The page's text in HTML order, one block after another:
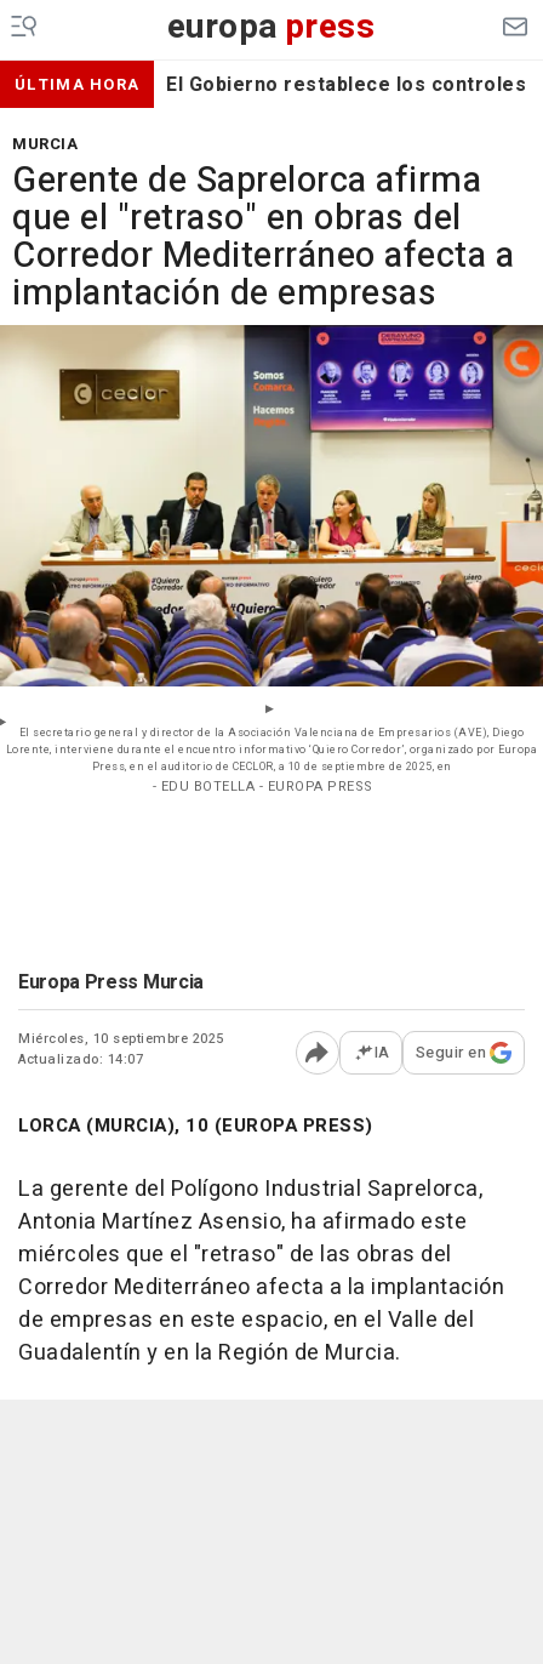
europa press
ÚLTIMA HORA El Gobierno restablece los
MURCIA
Gerente de Saprelorca afirma
que el "retraso" en obras del
Corredor Mediterráneo afecta a
implantación de empresas
El secretario general y director de la Asociación Valenciana de Empresarios (AVE), Diego
Lorente, interviene durante el encuentro informativo ‘Quiero Corredor’, organizado por Europa
Press, en el auditorio de CECLOR, a 10 de septiembre de 2025, en
- EDU BOTELLA - EUROPA PRESS
Europa Press Murcia
Miércoles, 10 septiembre 2025
Actualizado: 14:07
Abrir opciones para
IA Seguir en
LORCA (MURCIA), 10 (EUROPA PRESS)
La gerente del Polígono Industrial Saprelorca,
Antonia Martínez Asensio, ha afirmado este
miércoles que el "retraso" de las obras del
Corredor Mediterráneo afecta a la implantación
de empresas en este espacio, en el Valle del
Guadalentín y en la Región de Murcia.